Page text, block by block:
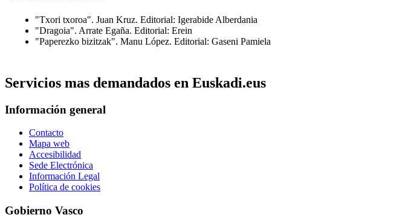
"Txori txoroa". Juan Kruz. Editorial: Igerabide Alberdania
"Dragoia". Arrate Egaña. Editorial: Erein
"Paperezko bizitzak". Manu López. Editorial: Gaseni Pamiela
Servicios mas demandados en Euskadi.eus
Información general
Contacto
Mapa web
Accesibilidad
Sede Electrónica
Información Legal
Política de cookies
Gobierno Vasco